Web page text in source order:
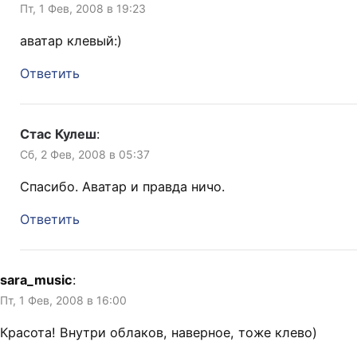
Пт, 1 Фев, 2008 в 19:23
аватар клевый:)
Ответить
Стас Кулеш:
Сб, 2 Фев, 2008 в 05:37
Спасибо. Аватар и правда ничо.
Ответить
sara_music:
Пт, 1 Фев, 2008 в 16:00
Красота! Внутри облаков, наверное, тоже клево)